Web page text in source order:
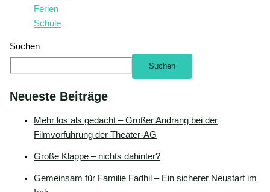
Ferien
Schule
Suchen
Suchen
Neueste Beiträge
Mehr los als gedacht – Großer Andrang bei der
Filmvorführung der Theater-AG
Große Klappe – nichts dahinter?
Gemeinsam für Familie Fadhil – Ein sicherer Neustart im